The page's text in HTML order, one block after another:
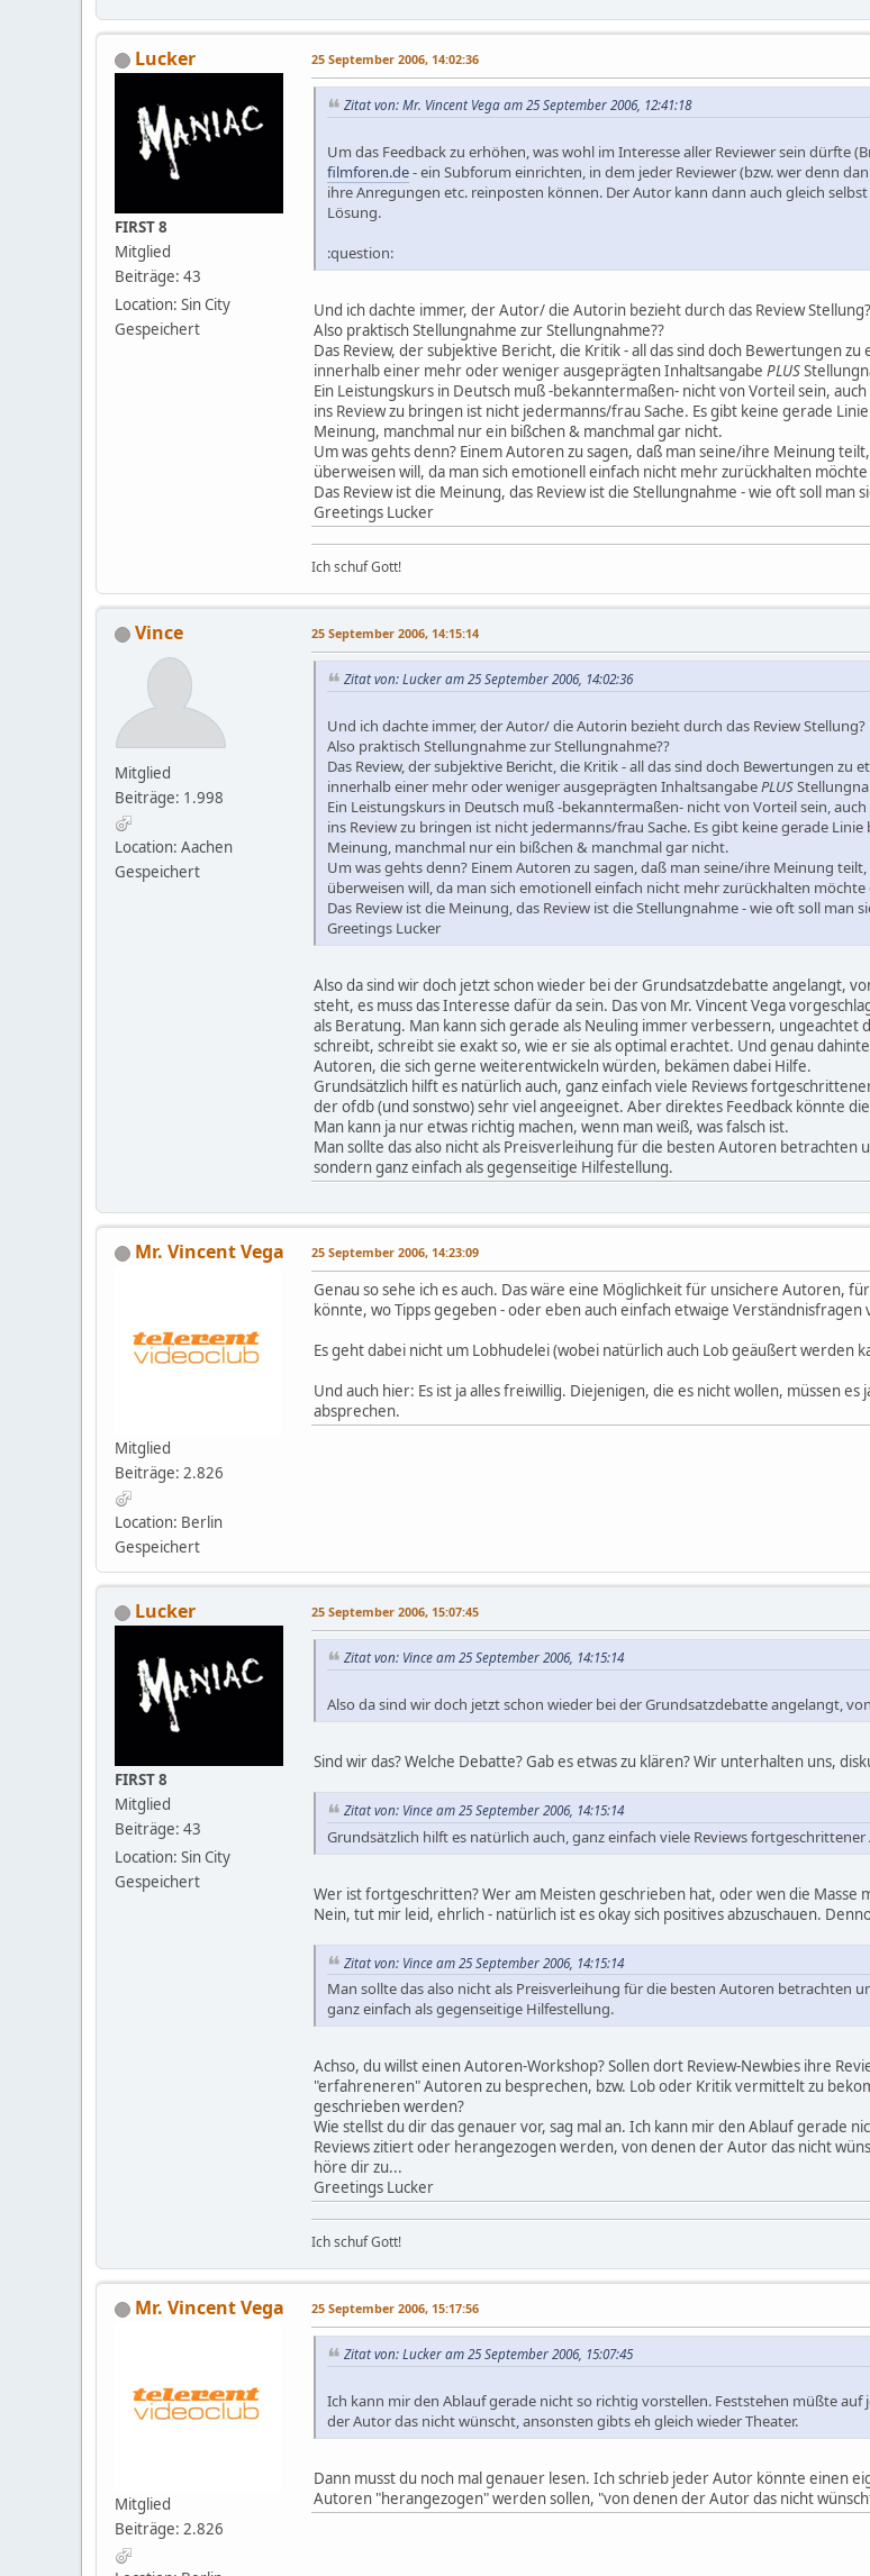
Lucker
FIRST 8
Mitglied
Beiträge: 43
Location: Sin City
Gespeichert
25 September 2006, 14:02:36
Zitat von: Mr. Vincent Vega am 25 September 2006, 12:41:18
Um das Feedback zu erhöhen, was wohl im Interesse aller Reviewer sein dürfte
filmforen.de- ein Subforum einrichten, in dem jeder Reviewer (bzw. wer denn
ihre Anregungen etc. reinposten können. Der Autor kann dann auch gleich
Lösung.
:question:
Und ich dachte immer, der Autor/ die Autorin bezieht durch das Review Stellung?
Also praktisch Stellungnahme zur Stellungnahme??
Das Review, der subjektive Bericht, die Kritik - all das sind doch Bewertungen
innerhalb einer mehr oder weniger ausgeprägten Inhaltsangabe PLUS
Ein Leistungskurs in Deutsch muß -bekanntermaßen- nicht von Vorteil sein,
ins Review zu bringen ist nicht jedermanns/frau Sache. Es gibt keine gerade
Meinung, manchmal nur ein bißchen & manchmal gar nicht.
Um was gehts denn? Einem Autoren zu sagen, daß man seine/ihre Meinung
überweisen will, da man sich emotionell einfach nicht mehr zurückhalten
Das Review ist die Meinung, das Review ist die Stellungnahme - wie oft soll man
Greetings Lucker
Ich schuf Gott!
Vince
Mitglied
Beiträge: 1.998
Location: Aachen
Gespeichert
25 September 2006, 14:15:14
Zitat von: Lucker am 25 September 2006, 14:02:36
Und ich dachte immer, der Autor/ die Autorin bezieht durch das Review Stellung?
Also praktisch Stellungnahme zur Stellungnahme??
Das Review, der subjektive Bericht, die Kritik - all das sind doch Bewertungen zu
innerhalb einer mehr oder weniger ausgeprägten InhaltsangabePLUS
Ein Leistungskurs in Deutsch muß -bekanntermaßen- nicht von Vorteil sein,
ins Review zu bringen ist nicht jedermanns/frau Sache. Es gibt keine gerade
Meinung, manchmal nur ein bißchen & manchmal gar nicht.
Um was gehts denn? Einem Autoren zu sagen, daß man seine/ihre Meinung
überweisen will, da man sich emotionell einfach nicht mehr zurückhalten möchte
Das Review ist die Meinung, das Review ist die Stellungnahme - wie oft soll man
Greetings Lucker
Also da sind wir doch jetzt schon wieder bei der Grundsatzdebatte angelangt,
steht, es muss das Interesse dafür da sein. Das von Mr. Vincent Vega
als Beratung. Man kann sich gerade als Neuling immer verbessern,
schreibt, schreibt sie exakt so, wie er sie als optimal erachtet. Und genau
Autoren, die sich gerne weiterentwickeln würden, bekämen dabei Hilfe.
Grundsätzlich hilft es natürlich auch, ganz einfach viele Reviews
der ofdb (und sonstwo) sehr viel angeeignet. Aber direktes Feedback könnte
Man kann ja nur etwas richtig machen, wenn man weiß, was falsch ist.
Man sollte das also nicht als Preisverleihung für die besten Autoren
sondern ganz einfach als gegenseitige Hilfestellung.
Mr. Vincent Vega
Mitglied
Beiträge: 2.826
Location: Berlin
Gespeichert
25 September 2006, 14:23:09
Genau so sehe ich es auch. Das wäre eine Möglichkeit für unsichere Autoren,
könnte, wo Tipps gegeben - oder eben auch einfach etwaige
Es geht dabei nicht um Lobhudelei (wobei natürlich auch Lob geäußert werden
Und auch hier: Es ist ja alles freiwillig. Diejenigen, die es nicht wollen, müssen
absprechen.
Lucker
FIRST 8
Mitglied
Beiträge: 43
Location: Sin City
Gespeichert
25 September 2006, 15:07:45
Zitat von: Vince am 25 September 2006, 14:15:14
Also da sind wir doch jetzt schon wieder bei der Grundsatzdebatte angelangt,
Sind wir das? Welche Debatte? Gab es etwas zu klären? Wir unterhalten uns,
Zitat von: Vince am 25 September 2006, 14:15:14
Grundsätzlich hilft es natürlich auch, ganz einfach viele Reviews
Wer ist fortgeschritten? Wer am Meisten geschrieben hat, oder wen die Masse
Nein, tut mir leid, ehrlich - natürlich ist es okay sich positives abzuschauen.
Zitat von: Vince am 25 September 2006, 14:15:14
Man sollte das also nicht als Preisverleihung für die besten Autoren betrachten
ganz einfach als gegenseitige Hilfestellung.
Achso, du willst einen Autoren-Workshop? Sollen dort Review-Newbies ihre
"erfahreneren" Autoren zu besprechen, bzw. Lob oder Kritik vermittelt zu
geschrieben werden?
Wie stellst du dir das genauer vor, sag mal an. Ich kann mir den Ablauf gerade
Reviews zitiert oder herangezogen werden, von denen der Autor das nicht
höre dir zu...
Greetings Lucker
Ich schuf Gott!
Mr. Vincent Vega
Mitglied
Beiträge: 2.826
25 September 2006, 15:17:56
Zitat von: Lucker am 25 September 2006, 15:07:45
Ich kann mir den Ablauf gerade nicht so richtig vorstellen. Feststehen müßte
der Autor das nicht wünscht, ansonsten gibts eh gleich wieder Theater.
Dann musst du noch mal genauer lesen. Ich schrieb jeder Autor könnte einen
Autoren "herangezogen" werden sollen, "von denen der Autor das nicht